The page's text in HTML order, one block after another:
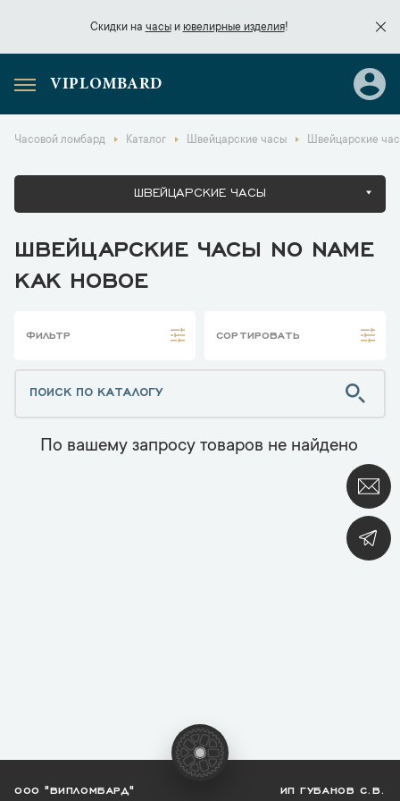
Скидки на часыи ювелирные изделия!
Скидки начасы
VIPLOMBARD
Часовой ломбард Каталог Швейцарские часы Швейцарские
ШВЕЙЦАРСКИЕ ЧАСЫ
ШВЕЙЦАРСКИЕ ЧАСЫ NO NAME
КАК НОВОЕ
ФИЛЬТР СОРТИРОВАТЬ
По вашему запросу товаров не найдено
ООО "ВИПЛОМБАРД" ИП ГУБАНОВ С.В.